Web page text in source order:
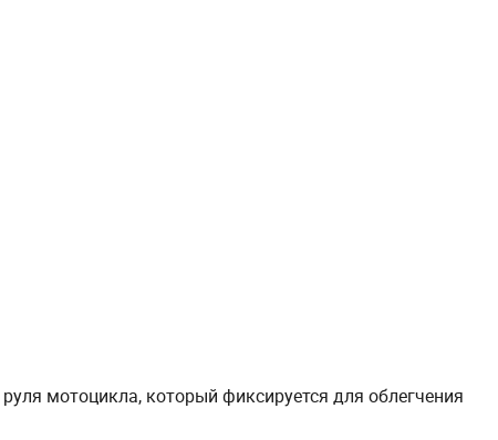
мотоцикла, который фиксируется для облегчения